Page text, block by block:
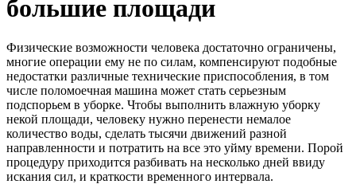
большие площади
Физические возможности человека достаточно ограничены,
многие операции ему не по силам, компенсируют подобные
недостатки различные технические приспособления, в том
числе поломоечная машина может стать серьезным
подспорьем в уборке. Чтобы выполнить влажную уборку
некой площади, человеку нужно перенести немалое
количество воды, сделать тысячи движений разной
направленности и потратить на все это уйму времени. Порой
процедуру приходится разбивать на несколько дней ввиду
искания сил, и краткости временного интервала.